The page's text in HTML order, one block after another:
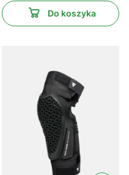
Do koszyka